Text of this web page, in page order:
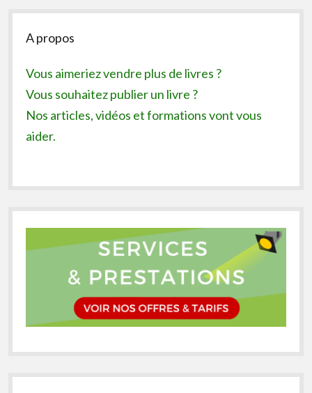
Sidebar
A propos
Vous aimeriez vendre plus de livres ?
Vous souhaitez publier un livre ?
Nos articles, vidéos et formations vont vous
aider.